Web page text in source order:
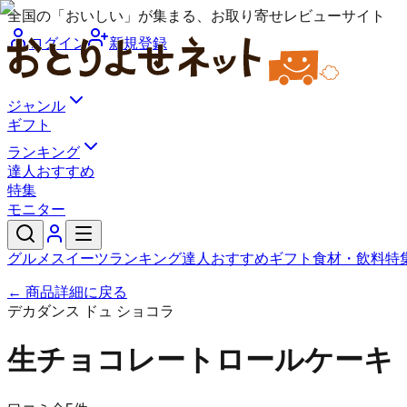
全国の「おいしい」が集まる、お取り寄せレビューサイト
ログイン
新規登録
ジャンル
ギフト
ランキング
達人おすすめ
特集
モニター
グルメ スイーツランキング達人おすすめギフト 食材・飲料特
← 商品詳細に戻る
デカダンス ドュ ショコラ
生チョコレートロールケーキ